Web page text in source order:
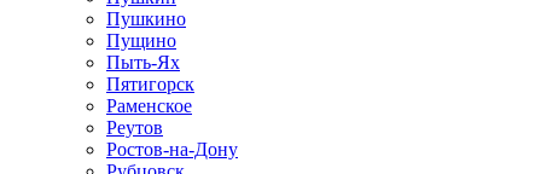
Пушкино
Пущино
Пыть-Ях
Пятигорск
Раменское
Реутов
Ростов-на-Дону